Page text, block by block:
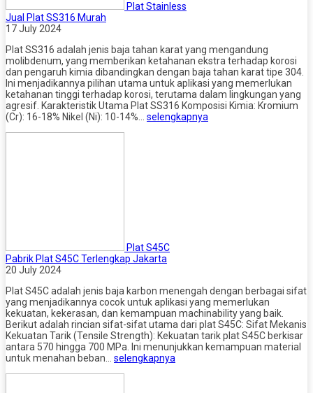
Plat Stainless
Jual Plat SS316 Murah
17 July 2024
Plat SS316 adalah jenis baja tahan karat yang mengandung
molibdenum, yang memberikan ketahanan ekstra terhadap korosi
dan pengaruh kimia dibandingkan dengan baja tahan karat tipe 304.
Ini menjadikannya pilihan utama untuk aplikasi yang memerlukan
ketahanan tinggi terhadap korosi, terutama dalam lingkungan yang
agresif. Karakteristik Utama Plat SS316 Komposisi Kimia: Kromium
(Cr): 16-18% Nikel (Ni): 10-14%… selengkapnya
Plat S45C
Pabrik Plat S45C Terlengkap Jakarta
20 July 2024
Plat S45C adalah jenis baja karbon menengah dengan berbagai sifat
yang menjadikannya cocok untuk aplikasi yang memerlukan
kekuatan, kekerasan, dan kemampuan machinability yang baik.
Berikut adalah rincian sifat-sifat utama dari plat S45C: Sifat Mekanis
Kekuatan Tarik (Tensile Strength): Kekuatan tarik plat S45C berkisar
antara 570 hingga 700 MPa. Ini menunjukkan kemampuan material
untuk menahan beban… selengkapnya